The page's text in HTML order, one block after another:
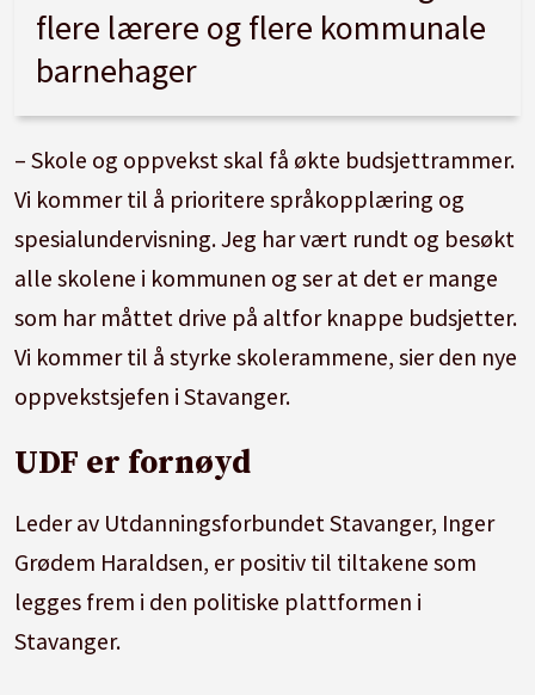
flere lærere og flere kommunale
barnehager
– Skole og oppvekst skal få økte budsjettrammer.
Vi kommer til å prioritere språkopplæring og
spesialundervisning. Jeg har vært rundt og besøkt
alle skolene i kommunen og ser at det er mange
som har måttet drive på altfor knappe budsjetter.
Vi kommer til å styrke skolerammene, sier den nye
oppvekstsjefen i Stavanger.
UDF er fornøyd
Leder av Utdanningsforbundet Stavanger, Inger
Grødem Haraldsen, er positiv til tiltakene som
legges frem i den politiske plattformen i
Stavanger.